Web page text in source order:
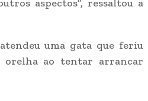
aspectos”, ressaltou a
uma gata que feriu
orelha ao tentar arrancar